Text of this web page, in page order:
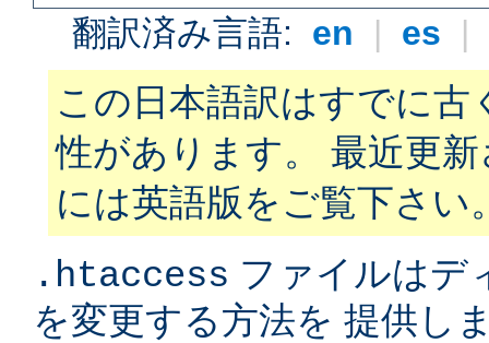
翻訳済み言語: en | es |
この日本語訳はすでに古
性があります。 最近更
には英語版をご覧下さい
.htaccess ファイルはデ
を変更する方法を 提供し